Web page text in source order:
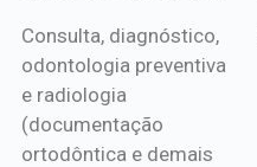
Consulta, diagnóstico,
odontologia preventiva
e radiologia
(documentação
ortodôntica e demais